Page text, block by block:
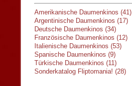
Amerikanische Daumenkinos (41)
Argentinische Daumenkinos (17)
Deutsche Daumenkinos (34)
Französische Daumenkinos (12)
Italienische Daumenkinos (53)
Spanische Daumenkinos (9)
Türkische Daumenkinos (11)
Sonderkatalog Fliptomania! (28)